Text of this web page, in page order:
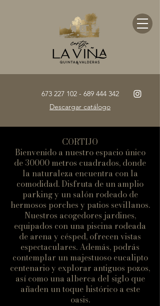
673 227 102 - 689 444342
Descargar catálogo
CORTIJO
Bienvenido a nuestro espacio único
de 30000 metros cuadrados, donde
la naturaleza encuentra con la
comodidad. Disfruta de un amplio
parking y un salón rodeado de
hermosos porches y patios sevillanos.
Nuestros acogedores jardines,
equipados con una piscina rodeada
de arena y césped, ofrecen vistas
espectaculares. Además, podrás
contemplar un majestuoso eucalipto
centenario y explorar antiguos pozos,
así como una alberca del siglo que
añaden un toque histórico a este
oasis.